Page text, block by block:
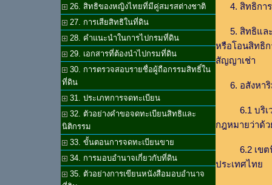
26. สิทธิของหญิงไทยที่มีคู่สมรสต่างชาติ
27. การเสียสิทธิในที่ดิน
28. คำแนะนำในการไปกรมที่ดิน
29. เอกสารที่ต้องนำไปกรมที่ดิน
30. การตรวจสอบรายชื่อผู้ถือกรรมสิทธิ์ใน
ที่ดิน
31. ประเภทการจดทะเบียน
32. ตัวอย่างคำขอจดทะเบียนสิทธิและ
นิติกรรม
33. ขั้นตอนการจดทะเบียนขาย
34. การมอบอำนาจเกี่ยวกับที่ดิน
35. ตัวอย่างการเขียนหนังสือมอบอำนาจ
4. สิทธิการ
5. สิทธิและ
หรือโอนสิทธิก
สัญญาเช่า
6. อสังหาริ
6.1 บริเวณ
กฎหมายว่าด้ว
6.2 เขตนิค
ประเทศไทย